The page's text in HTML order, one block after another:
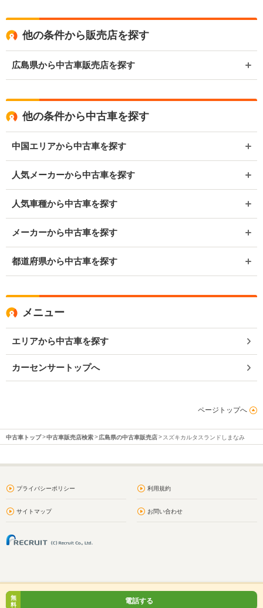
他の条件から販売店を探す
広島県から中古車販売店を探す
他の条件から中古車を探す
中国エリアから中古車を探す
人気メーカーから中古車を探す
人気車種から中古車を探す
メーカーから中古車を探す
都道府県から中古車を探す
メニュー
エリアから中古車を探す
カーセンサートップへ
ページトップへ
中古車トップ 中古車販売店検索 広島県の中古車販売店 スズキカルタスランドしまなみ
プライバシーポリシー 利用規約
サイトマップ お問い合わせ
無
料
電話する